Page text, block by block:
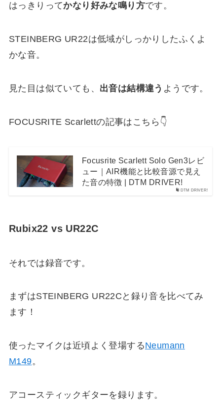
はっきりってかなり好みな鳴り方です。
STEINBERG UR22は低域がしっかりしたふくよ
かな音。
見た目は似ていても、 出音は結構違う ようです。
FOCUSRITE Scarlettの記事はこちら👇
DTM DRIVER!
Focusrite Scarlett Solo Gen3レビ
ュー｜AIR機能と比較音源で見え
た音の特徴 | DTM DRIVER!
Rubix22 vs UR22C
それでは録音です。
まずはSTEINBERG UR22Cと録り音を比べてみ
ます！
使ったマイクは近頃よく登場するNeumann
M149。
アコースティックギターを録ります。